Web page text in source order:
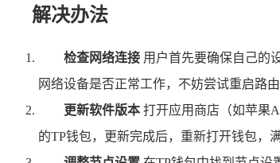
解决办法
检查网络连接 用户首先要确保自己的
网络设备是否正常工作，不妨尝试重启路
更新软件版本 打开应用商店（如苹果
的TP钱包，更新完成后，重新打开钱包，